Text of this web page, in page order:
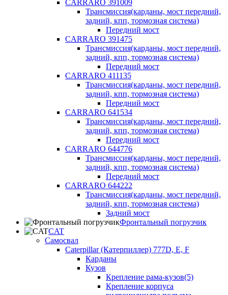
CARRARO 391009
Трансмиссия(карданы, мост передний,
задний, кпп, тормозная система)
Передний мост
CARRARO 391475
Трансмиссия(карданы, мост передний,
задний, кпп, тормозная система)
Передний мост
CARRARO 411135
Трансмиссия(карданы, мост передний,
задний, кпп, тормозная система)
Передний мост
CARRARO 641534
Трансмиссия(карданы, мост передний,
задний, кпп, тормозная система)
Передний мост
CARRARO 644776
Трансмиссия(карданы, мост передний,
задний, кпп, тормозная система)
Передний мост
CARRARO 644222
Трансмиссия(карданы, мост передний,
задний, кпп, тормозная система)
Задний мост
Фронтальный погрузчик
CAT
Самосвал
Caterpillar (Катерпиллер) 777D, E, F
Карданы
Кузов
Крепление рама-кузов(5)
Крепление корпуса